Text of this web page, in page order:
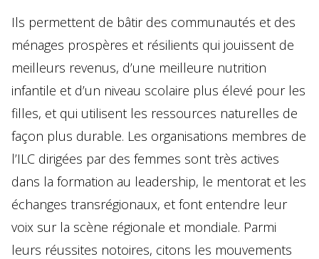
Ils permettent de bâtir des communautés et des
ménages prospères et résilients qui jouissent de
meilleurs revenus, d’une meilleure nutrition
infantile et d’un niveau scolaire plus élevé pour les
filles, et qui utilisent les ressources naturelles de
façon plus durable. Les organisations membres de
l’ILC dirigées par des femmes sont très actives
dans la formation au leadership, le mentorat et les
échanges transrégionaux, et font entendre leur
voix sur la scène régionale et mondiale. Parmi
leurs réussites notoires, citons les mouvements